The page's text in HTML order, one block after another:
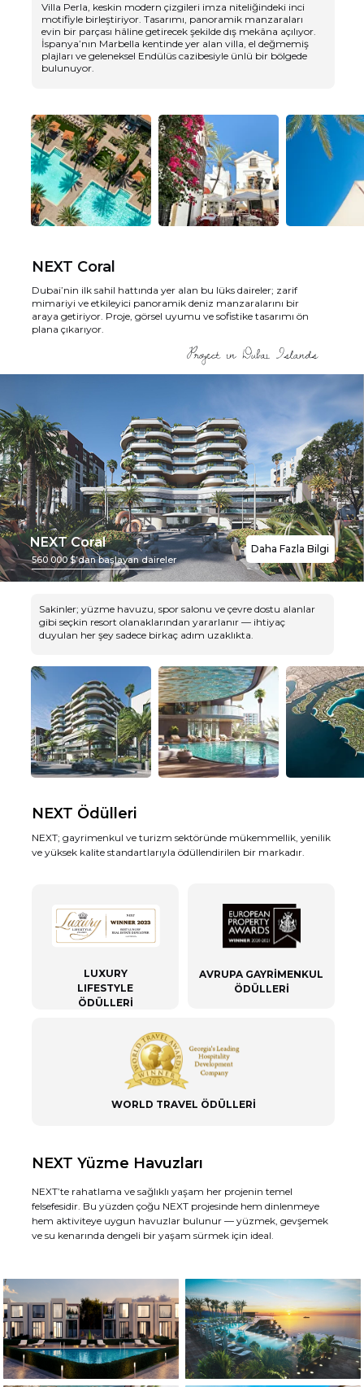
Villa Perla, keskin modern çizgileri imza niteliğindeki inci
motifiyle birleştiriyor. Tasarımı, panoramik manzaraları
evin bir parçası hâline getirecek şekilde dış mekâna açılıyor.
İspanya’nın Marbella kentinde yer alan villa, el değmemiş
plajları ve geleneksel Endülüs cazibesiyle ünlü bir bölgede
bulunuyor.
Dubai’nin ilk sahil hattında yer alan bu lüks daireler; zarif
mimariyi ve etkileyici panoramik deniz manzaralarını bir
araya getiriyor. Proje, görsel uyumu ve sofistike tasarımı ön
plana çıkarıyor.
Dubai’nin ilk sahil hattında yer alan bu lüks daireler; zarif
mimariyi ve etkileyici panoramik deniz manzaralarını bir
NEXT Coral
NEXT Coral
560 000 $’dan başlayan daireler
Daha Fazla Bilgi
Sakinler; yüzme havuzu, spor salonu ve çevre dostu alanlar
gibi seçkin resort olanaklarından yararlanır — ihtiyaç
duyulan her şey sadece birkaç adım uzaklıkta.
NEXT; gayrimenkul ve turizm sektöründe mükemmellik, yenilik
ve yüksek kalite standartlarıyla ödüllendirilen bir markadır.
yüksek kalite standartlarıyla ödüllendirilen bir markadır. Üstün
olan bağlılığımız, bize küresel tanınırlık ve sektörün saygısını
kazandırmıştır.
NEXT Ödülleri
LUXURY
LIFESTYLE
ÖDÜLLERİ
AVRUPA GAYRİMENKUL
ÖDÜLLERİ
WORLD TRAVEL ÖDÜLLERİ
NEXT’te rahatlama ve sağlıklı yaşam her projenin temel
felsefesidir. Bu yüzden çoğu NEXT projesinde hem dinlenmeye
hem aktiviteye uygun havuzlar bulunur — yüzmek, gevşemek
ve su kenarında dengeli bir yaşam sürmek için ideal.
NEXT Yüzme Havuzları